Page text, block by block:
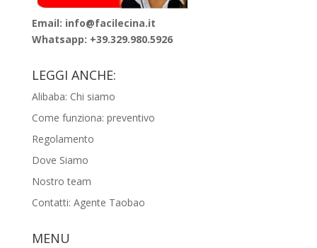
Email: info@facilecina.it
Whatsapp: +39.329.980.5926
LEGGI ANCHE:
Alibaba: Chi siamo
Come funziona: preventivo
Regolamento
Dove Siamo
Nostro team
Contatti: Agente Taobao
MENU